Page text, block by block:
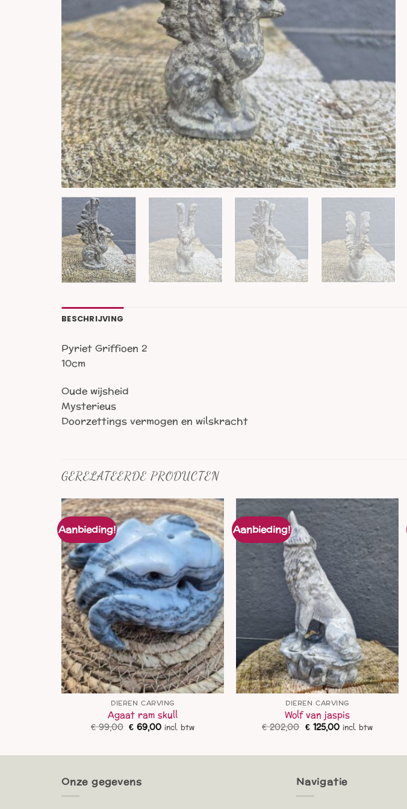
BESCHRIJVING
Pyriet Griffioen 2
10cm
Oude wijsheid
Mysterieus
Doorzettings vermogen en wilskracht
GERELATEERDE PRODUCTEN
Aanbieding!
DIEREN CARVING
Agaat ram skull
€99,00 Oorspronkelijke
prijs
€ 99,00.
€69,00Huidige
prijs
€ 69,00.
incl. btw
Aanbieding!
DIEREN CARVING
Wolf van jaspis
€202,00 Oorspronkelijke
prijs
€ 202,00.
€125,00Huidige
prijs
€ 125,00.
incl. btw
Onze gegevens
Navigatie